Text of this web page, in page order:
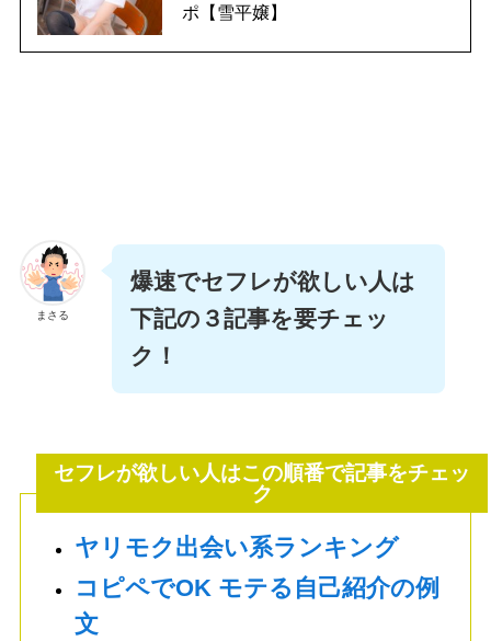
ポ【雪平嬢】
まさる
爆速でセフレが欲しい人は
下記の３記事を要チェッ
ク！
セフレが欲しい人はこの順番で記事をチェッ
ク
ヤリモク出会い系ランキング
コピペでOK モテる自己紹介の例
文